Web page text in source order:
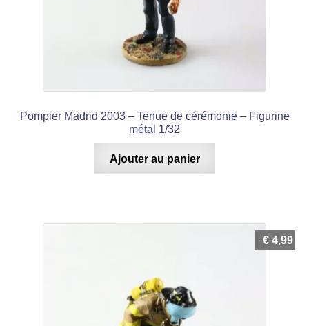
Pompier Madrid 2003 – Tenue de cérémonie – Figurine
métal 1/32
Ajouter au panier
€ 4,99